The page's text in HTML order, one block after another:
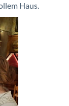
Haus.